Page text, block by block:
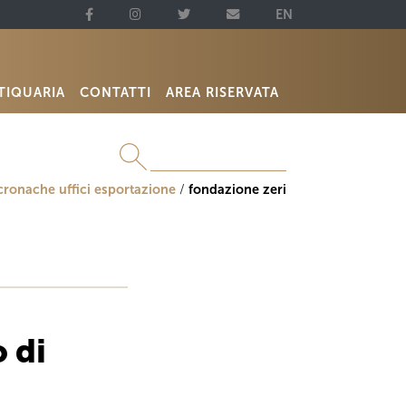
EN
CONTATTI AREA RISERVATA
uffici esportazione fondazione zeri
di